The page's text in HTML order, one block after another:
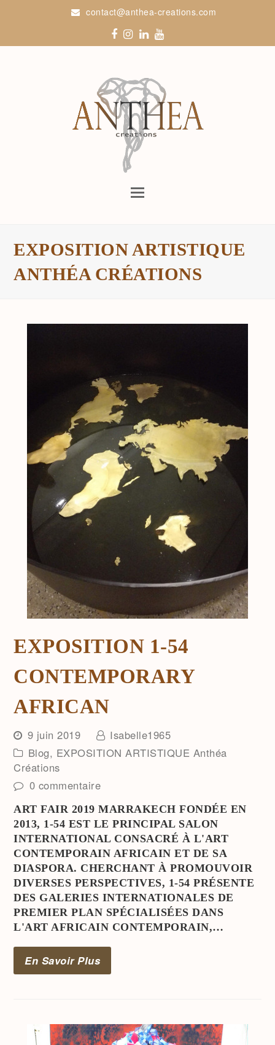
contact@anthea-creations.com
Facebook
Instagram
LinkedIn
EXPOSITION ARTISTIQUE
ANTHÉA CRÉATIONS
EXPOSITION 1-54
CONTEMPORARY
AFRICAN
9 juin 2019
Isabelle1965
Blog, EXPOSITION ARTISTIQUE Anthéa
Créations
0 commentaire
ART FAIR 2019 MARRAKECH FONDÉE EN
2013, 1-54 EST LE PRINCIPAL SALON
INTERNATIONAL CONSACRÉ À L'ART
CONTEMPORAIN AFRICAIN ET DE SA
DIASPORA. CHERCHANT À PROMOUVOIR
DIVERSES PERSPECTIVES, 1-54 PRÉSENTE
DES GALERIES INTERNATIONALES DE
PREMIER PLAN SPÉCIALISÉES DANS
L'ART AFRICAIN CONTEMPORAIN,…
En Savoir Plus